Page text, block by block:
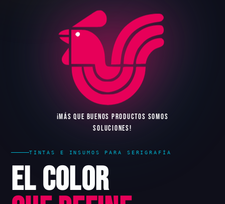
TINTAS E INSUMOS PARA SERIGRAFÍA
El Color
¡MÁS QU E BU ENOS P RO DUCTOS SO M OS
SO LUC O N ES!